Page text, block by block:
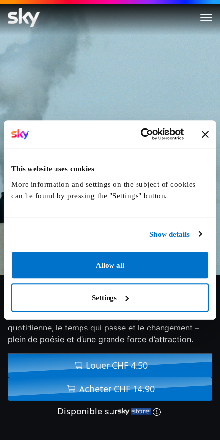
This website uses cookies
More information and settings on the subject of cookies
can be found by pressing the "Settings" button.
Show details
Allow all
Settings
Day Is Done
Essai fascinant sur les instants insignifiants de la vie
quotidienne, le temps qui passe et le changement –
plein de poésie et d’une grande force d’attraction.
Louer CHF 4.50
Acheter CHF 14.90
Disponible sur